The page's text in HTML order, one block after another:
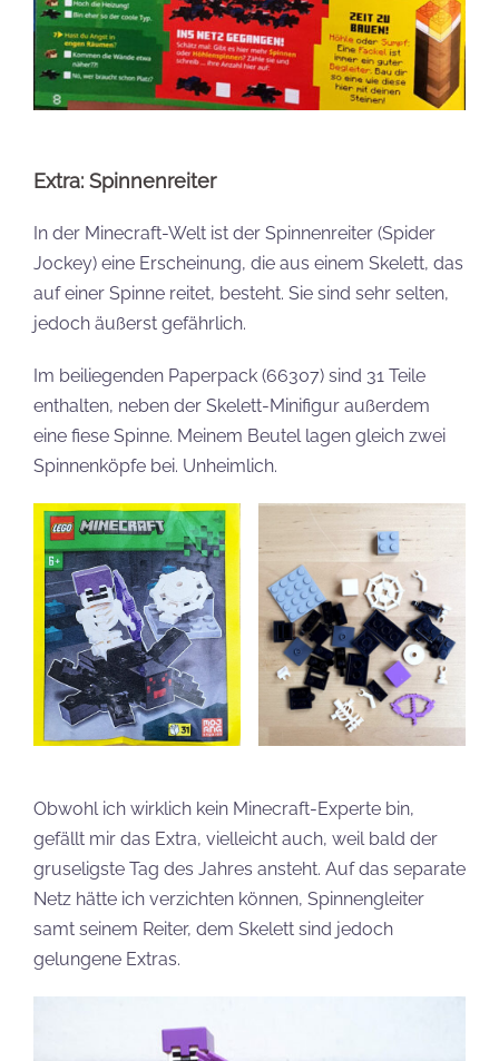
Extra: Spinnenreiter
In der Minecraft-Welt ist der Spinnenreiter (Spider
Jockey) eine Erscheinung, die aus einem Skelett, das
auf einer Spinne reitet, besteht. Sie sind sehr selten,
jedoch äußerst gefährlich.
Im beiliegenden Paperpack (66307) sind 31 Teile
enthalten, neben der Skelett-Minifigur außerdem
eine fiese Spinne. Meinem Beutel lagen gleich zwei
Spinnenköpfe bei. Unheimlich.
Obwohl ich wirklich kein Minecraft-Experte bin,
gefällt mir das Extra, vielleicht auch, weil bald der
gruseligste Tag des Jahres ansteht. Auf das separate
Netz hätte ich verzichten können, Spinnengleiter
samt seinem Reiter, dem Skelett sind jedoch
gelungene Extras.